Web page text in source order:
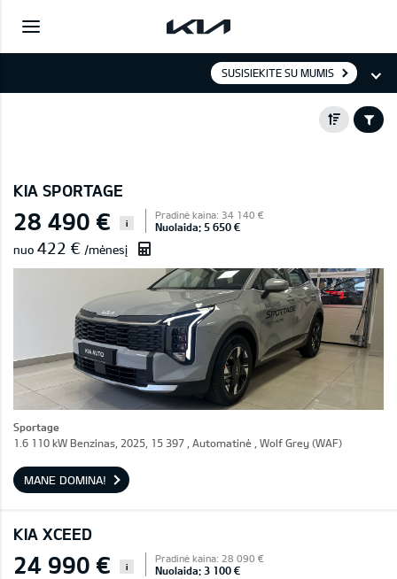
SUSISIEKITE SU MUMIS
KIA SPORTAGE
28 490 € i
Pradinė kaina: 34 140 €
Nuolaida: 5 650 €
nuo 422 € /mėnesį
Sportage
1.6 110 kW Benzinas, 2025, 15 397 , Automatinė , Wolf Grey (WAF)
MANE DOMINA!
KIA XCEED
24 990 € i
Pradinė kaina: 28 090 €
Nuolaida: 3 100 €